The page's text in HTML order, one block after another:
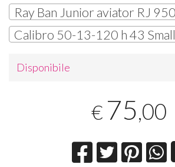
Calibro 50-13-120 h 43 Small
Disponibile
€ 75,00